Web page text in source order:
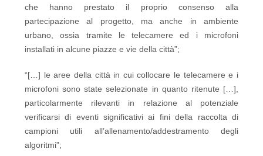
che hanno prestato il proprio consenso alla
partecipazione al progetto, ma anche in ambiente
urbano, ossia tramite le telecamere ed i microfoni
installati in alcune piazze e vie della città”;
“[…] le aree della città in cui collocare le telecamere e i
microfoni sono state selezionate in quanto ritenute […],
particolarmente rilevanti in relazione al potenziale
verificarsi di eventi significativi ai fini della raccolta di
campioni utili all’allenamento/addestramento degli
algoritmi”;